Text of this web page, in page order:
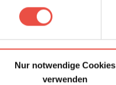
Nur notwendige Cookies
verwenden